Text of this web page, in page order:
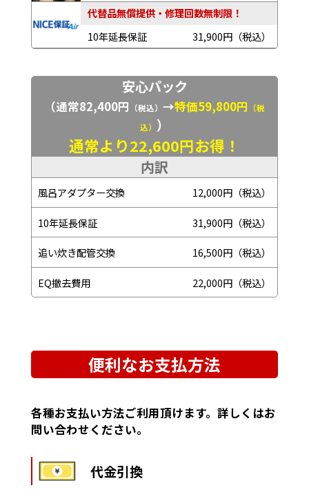
代替品無償提供・修理回数無制限！
10年延長保証
31,900円（税込）
安心パック
（通常82,400円 （税込） →特価59,800円
（税
込） ）
通常より22,600円お得！
内訳
風呂アダプター交換 12,000円（税込）
10年延長保証 31,900円（税込）
追い炊き配管交換 16,500円（税込）
EQ撤去費用 22,000円（税込）
便利なお支払方法
各種お支払い方法ご利用頂けます。詳しくはお
問い合わせください。
代金引換